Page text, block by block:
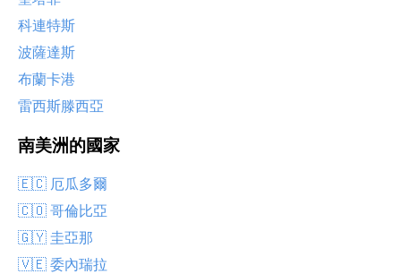
科連特斯
波薩達斯
布蘭卡港
雷西斯滕西亞
南美洲的國家
🇪🇨 厄瓜多爾
🇨🇴 哥倫比亞
🇬🇾 圭亞那
🇻🇪 委內瑞拉